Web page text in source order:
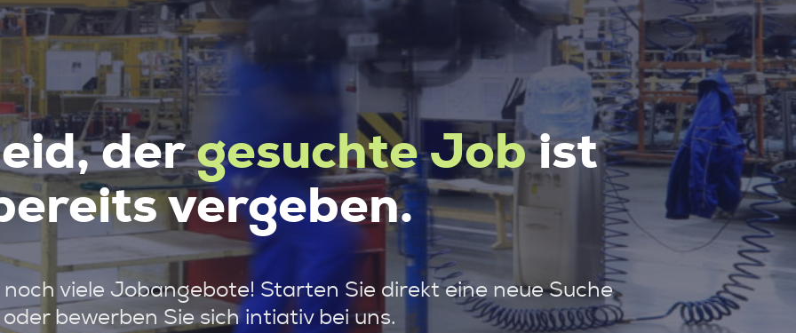
dergesuchte Jobist
vergeben.
viele Jobangebote! Starten Sie direkt eine neue Suche
oder bewerben Sie sich intiativ bei uns.